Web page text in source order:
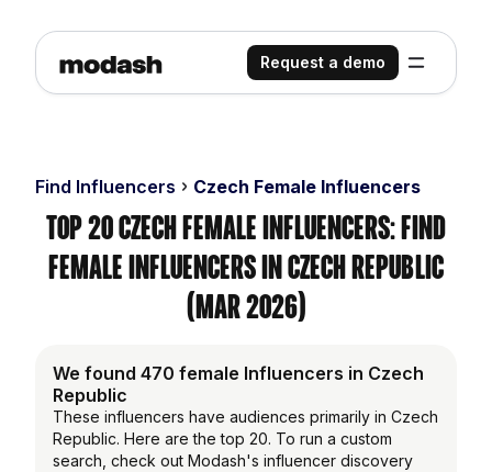
Request a demo
Find Influencers Czech Female Influencers
Top 20 Czech Female Influencers: Find
Female Influencers in Czech Republic
(Mar 2026)
We found 470 female Influencers in Czech
Republic
These influencers have audiences primarily in Czech
Republic. Here are the top 20. To run a custom
search, check out Modash's influencer discovery